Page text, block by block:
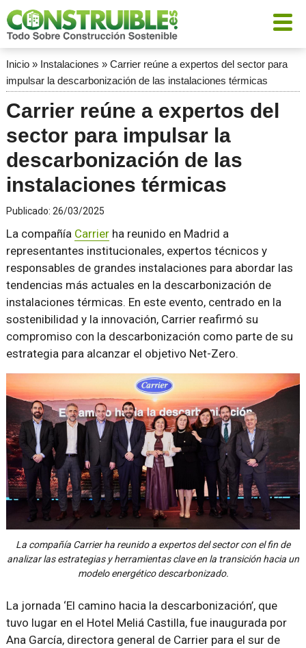
Inicio» Instalaciones » Carrier reúne a expertos del sector para
impulsar la descarbonización de las instalaciones térmicas
Carrier reúne a expertos del
sector para impulsar la
descarbonización de las
instalaciones térmicas
Publicado: 26/03/2025
La compañía Carrierha reunido en Madrid a
representantes institucionales, expertos técnicos y
responsables de grandes instalaciones para abordar las
tendencias más actuales en la descarbonización de
instalaciones térmicas. En este evento, centrado en la
sostenibilidad y la innovación, Carrier reafirmó su
compromiso con la descarbonización como parte de su
estrategia para alcanzar el objetivo Net-Zero.
La compañía Carrier ha reunido a expertos del sector con el fin de
analizar las estrategias y herramientas clave en la transición hacia un
modelo energético descarbonizado.
La jornada ‘El camino hacia la descarbonización’, que
tuvo lugar en el Hotel Meliá Castilla, fue inaugurada por
Ana García, directora general de Carrier para el sur de